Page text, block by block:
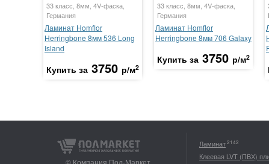
33 класс, 8мм, 4V-фаска,
Германия
Ламинат Homflor
Herringbone 8мм 536 Long
Island
Купить за 3750 р/м2
33 класс, 8мм, 4V-фаска,
Германия
Ламинат Homflor
Herringbone 8мм 706 Galaxy
Купить за 3750 р/м2
© Компания Пол-Маркет,
Ламинат2142
Клеевая LVT (ПВХ)